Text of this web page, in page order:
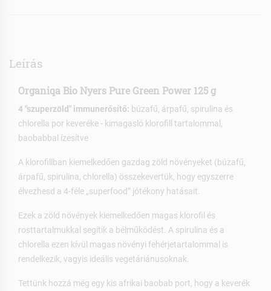
Leírás
Organiqa Bio Nyers Pure Green Power 125 g
4 "szuperzöld" immunerősítő: búzafű, árpafű, spirulina és
chlorella por keveréke - kimagasló klorofill tartalommal,
baobabbal ízesítve
A klorofillban kiemelkedően gazdag zöld növényeket (búzafű,
árpafű, spirulina, chlorella) összekevertük, hogy egyszerre
élvezhesd a 4-féle „superfood” jótékony hatásait.
Ezek a zöld növények kiemelkedően magas klorofil és
rosttartalmukkal segítik a bélműködést. A spirulina és a
chlorella ezen kívül magas növényi fehérjetartalommal is
rendelkezik, vagyis ideális vegetáriánusoknak.
Tettünk hozzá még egy kis afrikai baobab port, hogy a keverék